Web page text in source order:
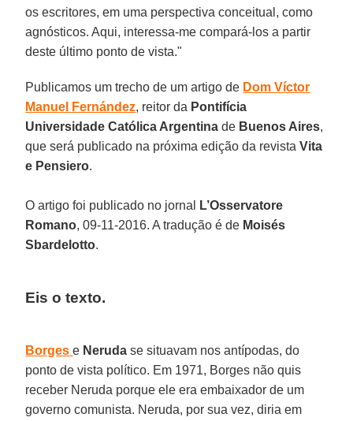
os escritores, em uma perspectiva conceitual, como
agnósticos. Aqui, interessa-me compará-los a partir
deste último ponto de vista."
Publicamos um trecho de um artigo de Dom Víctor
Manuel Fernández, reitor da Pontifícia
Universidade Católica Argentina de Buenos Aires,
que será publicado na próxima edição da revistaVita
e Pensiero.
O artigo foi publicado no jornal
L’Osservatore
Romano, 09-11-2016. A tradução é de Moisés
Sbardelotto.
Eis o texto.
Borges e Neruda se situavam nos antípodas, do
ponto de vista político. Em 1971, Borges não quis
receber Neruda porque ele era embaixador de um
governo comunista. Neruda, por sua vez, diria em